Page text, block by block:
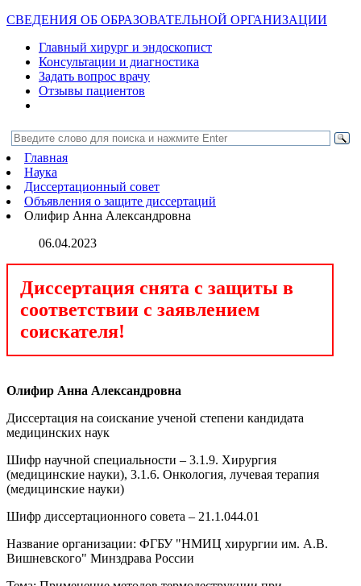
СВЕДЕНИЯ ОБ ОБРАЗОВАТЕЛЬНОЙ ОРГАНИЗАЦИИ
Главный хирург и эндоскопист
Консультации и диагностика
Задать вопрос врачу
Отзывы пациентов
Главная
Наука
Диссертационный совет
Объявления о защите диссертаций
Олифир Анна Александровна
06.04.2023
Диссертация снята с защиты в
соответствии с заявлением
соискателя!
Олифир Анна Александровна
Диссертация на соискание ученой степени кандидата
медицинских наук
Шифр научной специальности – 3.1.9. Хирургия
(медицинские науки), 3.1.6. Онкология, лучевая терапия
(медицинские науки)
Шифр диссертационного совета – 21.1.044.01
Название организации: ФГБУ "НМИЦ хирургии им. А.В.
Вишневского" Минздрава России